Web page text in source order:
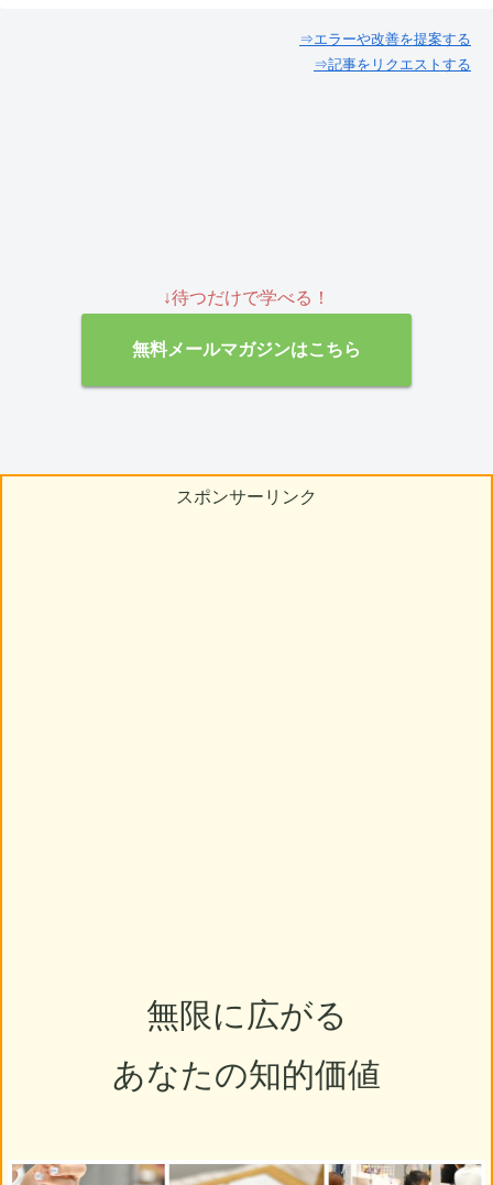
⇒エラーや改善を提案する
⇒記事をリクエストする
↓待つだけで学べる！
無料メールマガジンはこちら
スポンサーリンク
無限に広がる
あなたの知的価値